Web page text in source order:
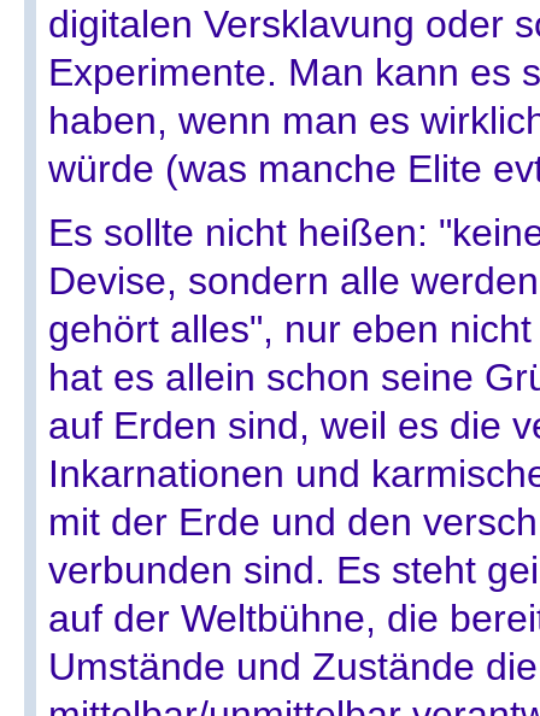
digitalen Versklavung oder
Experimente. Man kann es
haben, wenn man es
würde (was manche Elite
Es sollte nicht heißen:
Devise, sondern alle
gehört alles", nur eben
hat es allein schon seine
auf Erden sind, weil es die
Inkarnationen und
mit der Erde und den
verbunden sind. Es steht
auf der Weltbühne, die
Umstände und Zustände